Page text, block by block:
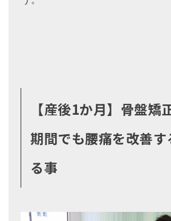
【産後1か月】骨盤矯
期間でも腰痛を改善
る事